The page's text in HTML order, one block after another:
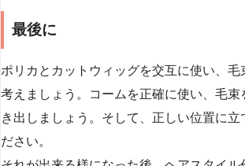
最後に
ポリカとカットウィッグを交互に使い、毛
考えましょう。コームを正確に使い、毛束
き出しましょう。そして、正しい位置に立
ださい。